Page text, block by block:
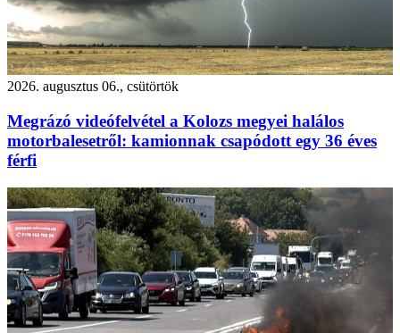
2026. augusztus 06., csütörtök
Megrázó videófelvétel a Kolozs megyei halálos
motorbalesetről: kamionnak csapódott egy 36 éves
férfi